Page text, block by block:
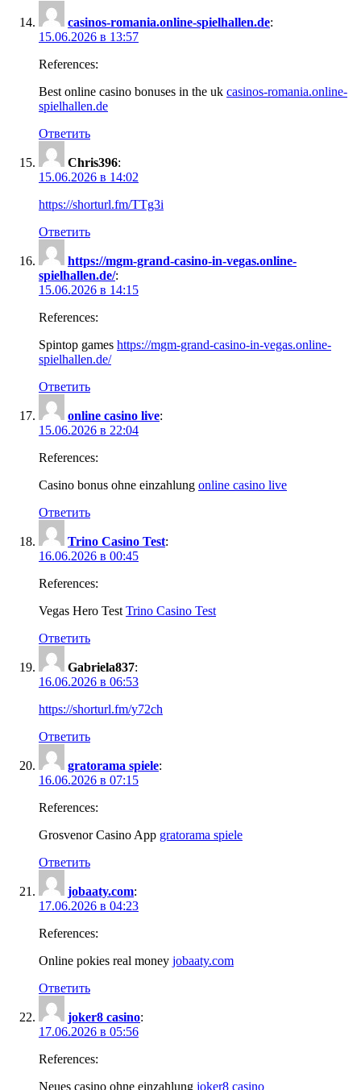
casinos-romania.online-spielhallen.de:
15.06.2026 в 13:57
References:
Best online casino bonuses in the uk casinos-romania.online-
spielhallen.de
Ответить
Chris396:
15.06.2026 в 14:02
https://shorturl.fm/TTg3i
Ответить
https://mgm-grand-casino-in-vegas.online-
spielhallen.de/:
15.06.2026 в 14:15
References:
Spintop games https://mgm-grand-casino-in-vegas.online-
spielhallen.de/
Ответить
online casino live:
15.06.2026 в 22:04
References:
Casino bonus ohne einzahlung online casino live
Ответить
Trino Casino Test:
16.06.2026 в 00:45
References:
Vegas Hero Test Trino Casino Test
Ответить
Gabriela837:
16.06.2026 в 06:53
https://shorturl.fm/y72ch
Ответить
gratorama spiele:
16.06.2026 в 07:15
References:
Grosvenor Casino App gratorama spiele
Ответить
jobaaty.com:
17.06.2026 в 04:23
References:
Online pokies real money jobaaty.com
Ответить
joker8 casino:
17.06.2026 в 05:56
References:
Neues casino ohne einzahlung joker8 casino